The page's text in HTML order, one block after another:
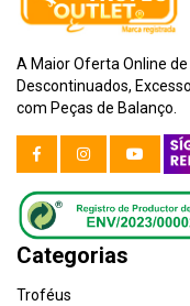
A Maior Oferta Online
Descontinuados,
com Peças de Balanço.
Categorias
Troféus